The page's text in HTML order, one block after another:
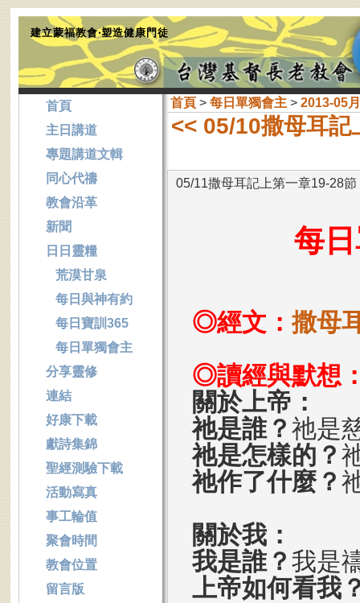
建立蒙福教會‧塑造健康門徒
首頁> 每日單獨會主> 2013-05月
<< 05/10撒母耳記
05/11撒母耳記上第一章19-28節
每
◎經文：撒母
◎讀經與默想
關於上帝：
祂是誰？ 祂是
祂是怎樣的？
祂作了什麼？
關於我：
我是誰？ 我是
上帝如何看我
首頁
主日講道
專題講道文輯
同心代禱
教會沿革
新聞
日日靈糧
荒漠甘泉
每日與神有約
每日寶訓365
每日單獨會主
分享靈修
連結
好康下載
獻詩集錦
聖經測驗下載
活動寫真
事工輪值
聚會時間
教會位置
留言版